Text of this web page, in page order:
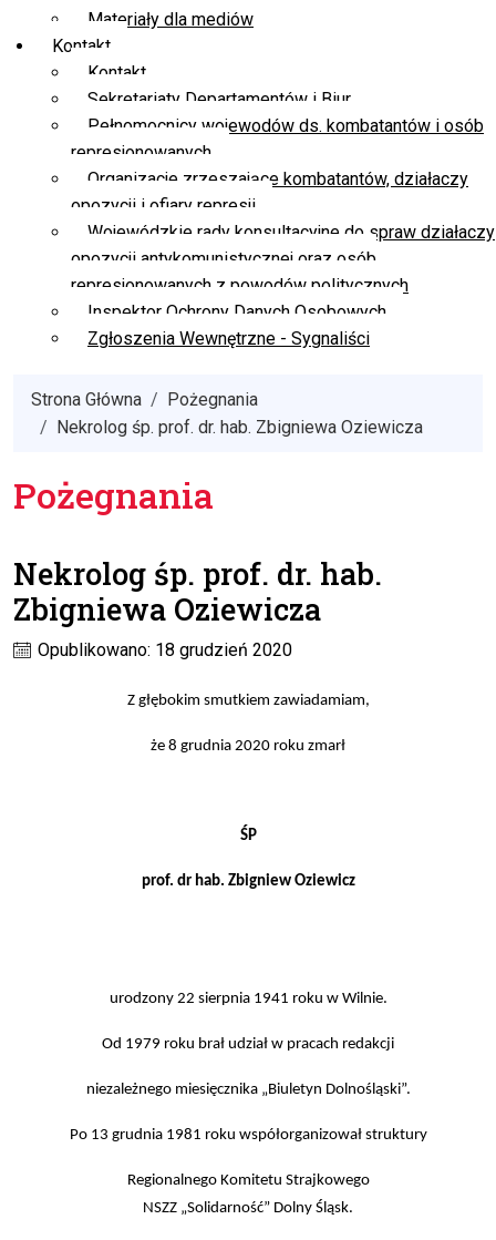
Materiały dla mediów
Kontakt
Kontakt
Sekretariaty Departamentów i Biur
Pełnomocnicy wojewodów ds. kombatantów i osób
represjonowanych
Organizacje zrzeszające kombatantów, działaczy
opozycji i ofiary represji
Wojewódzkie rady konsultacyjne do spraw działaczy
opozycji antykomunistycznej oraz osób
represjonowanych z powodów politycznych
Inspektor Ochrony Danych Osobowych
Zgłoszenia Wewnętrzne - Sygnaliści
Strona Główna
Pożegnania
Nekrolog śp. prof. dr. hab. Zbigniewa Oziewicza
Pożegnania
Nekrolog śp. prof. dr. hab.
Zbigniewa Oziewicza
Opublikowano: 18 grudzień 2020
Z głębokim smutkiem zawiadamiam,
że 8 grudnia 2020 roku zmarł
ŚP
prof. dr hab. Zbigniew Oziewicz
urodzony 22 sierpnia 1941 roku w Wilnie.
Od 1979 roku brał udział w pracach redakcji
niezależnego miesięcznika „Biuletyn Dolnośląski”.
Po 13 grudnia 1981 roku współorganizował struktury
Regionalnego Komitetu Strajkowego
NSZZ „Solidarność” Dolny Śląsk.